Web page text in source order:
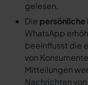
gelesen.
Die persönliche
WhatsApp
beeinflusst die
von
Mitteilungen
Nachrichten